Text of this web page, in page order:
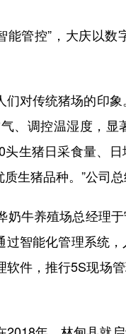
管控”，大庆以
传统猪场的印象
、调控温湿度，
生猪日采食量、
生猪品种。”公司总
牛养殖场总经理
智能化管理系统
件，推行5S现场